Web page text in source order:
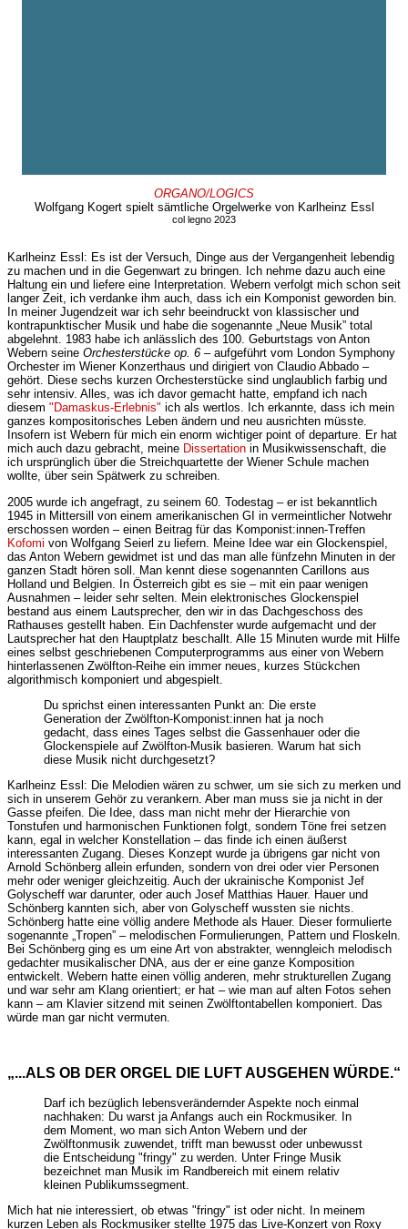
ORGANO/LOGICS
Wolfgang Kogert spielt sämtliche Orgelwerke von Karlheinz Essl
col legno 2023
Karlheinz Essl: Es ist der Versuch, Dinge aus der Vergangenheit lebendig
zu machen und in die Gegenwart zu bringen. Ich nehme dazu auch eine
Haltung ein und liefere eine Interpretation. Webern verfolgt mich schon seit
langer Zeit, ich verdanke ihm auch, dass ich ein Komponist geworden bin.
In meiner Jugendzeit war ich sehr beeindruckt von klassischer und
kontrapunktischer Musik und habe die sogenannte „Neue Musik” total
abgelehnt. 1983 habe ich anlässlich des 100. Geburtstags von Anton
Webern seine Orchesterstücke op. 6 – aufgeführt vom London Symphony
Orchester im Wiener Konzerthaus und dirigiert von Claudio Abbado –
gehört. Diese sechs kurzen Orchesterstücke sind unglaublich farbig und
sehr intensiv. Alles, was ich davor gemacht hatte, empfand ich nach
diesem "Damaskus-Erlebnis" ich als wertlos. Ich erkannte, dass ich mein
ganzes kompositorisches Leben ändern und neu ausrichten müsste.
Insofern ist Webern für mich ein enorm wichtiger point of departure. Er hat
mich auch dazu gebracht, meine Dissertation in Musikwissenschaft, die
ich ursprünglich über die Streichquartette der Wiener Schule machen
wollte, über sein Spätwerk zu schreiben.
2005 wurde ich angefragt, zu seinem 60. Todestag – er ist bekanntlich
1945 in Mittersill von einem amerikanischen GI in vermeintlicher Notwehr
erschossen worden – einen Beitrag für das Komponist:innen-Treffen
Kofomi von Wolfgang Seierl zu liefern. Meine Idee war ein Glockenspiel,
das Anton Webern gewidmet ist und das man alle fünfzehn Minuten in der
ganzen Stadt hören soll. Man kennt diese sogenannten Carillons aus
Holland und Belgien. In Österreich gibt es sie – mit ein paar wenigen
Ausnahmen – leider sehr selten. Mein elektronisches Glockenspiel
bestand aus einem Lautsprecher, den wir in das Dachgeschoss des
Rathauses gestellt haben. Ein Dachfenster wurde aufgemacht und der
Lautsprecher hat den Hauptplatz beschallt. Alle 15 Minuten wurde mit Hilfe
eines selbst geschriebenen Computerprogramms aus einer von Webern
hinterlassenen Zwölfton-Reihe ein immer neues, kurzes Stückchen
algorithmisch komponiert und abgespielt.
Du sprichst einen interessanten Punkt an: Die erste
Generation der Zwölfton-Komponist:innen hat ja noch
gedacht, dass eines Tages selbst die Gassenhauer oder die
Glockenspiele auf Zwölfton-Musik basieren. Warum hat sich
diese Musik nicht durchgesetzt?
Karlheinz Essl: Die Melodien wären zu schwer, um sie sich zu merken und
sich in unserem Gehör zu verankern. Aber man muss sie ja nicht in der
Gasse pfeifen. Die Idee, dass man nicht mehr der Hierarchie von
Tonstufen und harmonischen Funktionen folgt, sondern Töne frei setzen
kann, egal in welcher Konstellation – das finde ich einen äußerst
interessanten Zugang. Dieses Konzept wurde ja übrigens gar nicht von
Arnold Schönberg allein erfunden, sondern von drei oder vier Personen
mehr oder weniger gleichzeitig. Auch der ukrainische Komponist Jef
Golyscheff war darunter, oder auch Josef Matthias Hauer. Hauer und
Schönberg kannten sich, aber von Golyscheff wussten sie nichts.
Schönberg hatte eine völlig andere Methode als Hauer. Dieser formulierte
sogenannte „Tropen” – melodischen Formulierungen, Pattern und Floskeln.
Bei Schönberg ging es um eine Art von abstrakter, wenngleich melodisch
gedachter musikalischer DNA, aus der er eine ganze Komposition
entwickelt. Webern hatte einen völlig anderen, mehr strukturellen Zugang
und war sehr am Klang orientiert; er hat – wie man auf alten Fotos sehen
kann – am Klavier sitzend mit seinen Zwölftontabellen komponiert. Das
würde man gar nicht vermuten.
„...ALS OB DER ORGEL DIE LUFT AUSGEHEN WÜRDE.“
Darf ich bezüglich lebensverändernder Aspekte noch einmal
nachhaken: Du warst ja Anfangs auch ein Rockmusiker. In
dem Moment, wo man sich Anton Webern und der
Zwölftonmusik zuwendet, trifft man bewusst oder unbewusst
die Entscheidung "fringy" zu werden. Unter Fringe Musik
bezeichnet man Musik im Randbereich mit einem relativ
kleinen Publikumssegment.
Mich hat nie interessiert, ob etwas "fringy" ist oder nicht. In meinem
kurzen Leben als Rockmusiker stellte 1975 das Live-Konzert von Roxy